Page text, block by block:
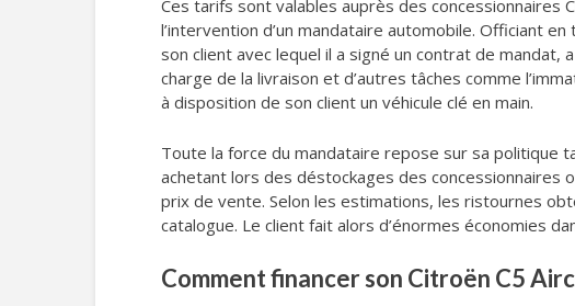
Ces tarifs sont valables auprès des concessionnaires
l’intervention d’un mandataire automobile. Officiant
son client avec lequel il a signé un contrat de mandat,
charge de la livraison et d’autres tâches comme
à disposition de son client un véhicule clé en main.
Toute la force du mandataire repose sur sa politique
achetant lors des déstockages des concessionnaires
prix de vente. Selon les estimations, les ristournes
catalogue. Le client fait alors d’énormes économies
Comment financer son Citroën C5